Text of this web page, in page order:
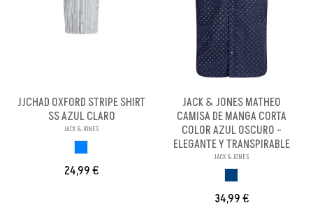
JJCHAD OXFORD STRIPE SHIRT
SS AZUL CLARO
JACK & JONES
24,99 €
JACK & JONES MATHEO
CAMISA DE MANGA CORTA
COLOR AZUL OSCURO -
ELEGANTE Y TRANSPIRABLE
JACK & JONES
34,99 €